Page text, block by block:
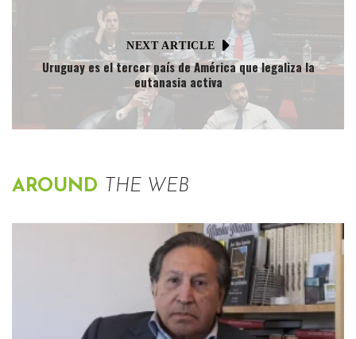
NEXT ARTICLE
Uruguay es el tercer país de América que legaliza la
eutanasia activa
AROUND THE WEB